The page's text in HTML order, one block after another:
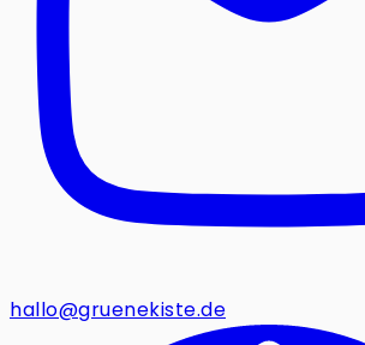
hallo@gruenekiste.de